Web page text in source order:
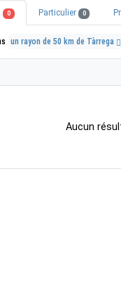
0 Particulier 0
un rayon de 50 km de Tàrrega
Aucun